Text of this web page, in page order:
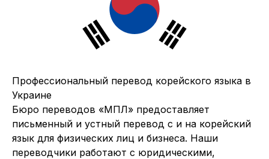
Профессиональный перевод корейского языка в
Украине
Бюро переводов «МПЛ» предоставляет
письменный и устный перевод с и на корейский
язык для физических лиц и бизнеса. Наши
переводчики работают с юридическими,